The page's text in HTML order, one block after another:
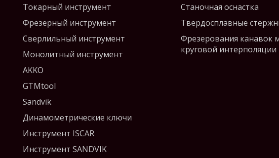
Токарный инструмент
Фрезерный инструмент
Сверлильный инструмент
Монолитный инструмент
AKKO
GTMtool
Sandvik
Динамометрические ключи
Инструмент ISCAR
Инструмент SANDVIK
Станочная оснастка
Твердосплавные
Фрезерования канавок
круговой интерполяции